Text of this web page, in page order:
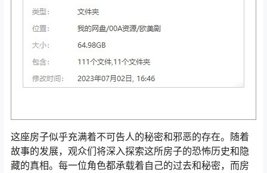
这座房子似乎充满着不可告人的秘密和邪恶的存在。随着
故事的发展，观众们将深入探索这所房子的恐怖历史和隐
藏的真相。每一位角色都承载着自己的过去和秘密，而房